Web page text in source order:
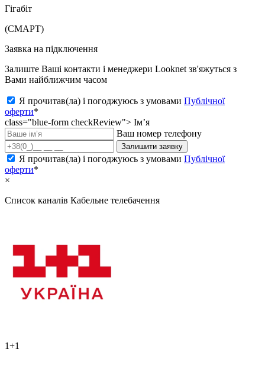
Гігабіт
(СМАРТ)
Заявка на підключення
Залиште Ваші контакти і менеджери Looknet зв'яжуться з
Вами найближчим часом
Я прочитав(ла) і погоджуюсь з умовами Публічної
оферти*
class="blue-form checkReview"> Ім’я
Ваш номер телефону
Залишити заявку
Я прочитав(ла) і погоджуюсь з умовами Публічної
оферти*
×
Список каналів Кабельне телебачення
1+1